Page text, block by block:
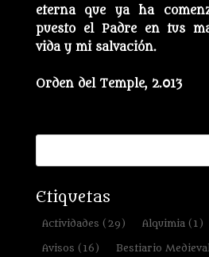
eterna que ya ha
puesto el Padre en tus
vida y mi salvación.
Orden del Temple, 2.013
Etiquetas
Actividades (29) Alquimia (1)
Avisos (16) Bestiario Medieval